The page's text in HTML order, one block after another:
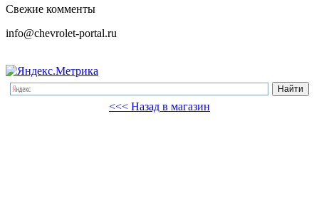
Свежие комменты
info@chevrolet-portal.ru
<<< Назад в магазин